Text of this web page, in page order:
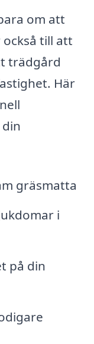
om att
till att
trädgård
Här
gräsmatta
i
på din